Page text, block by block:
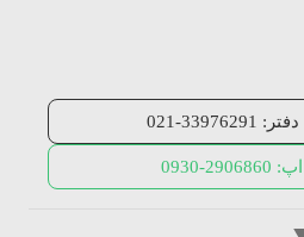
021
0930